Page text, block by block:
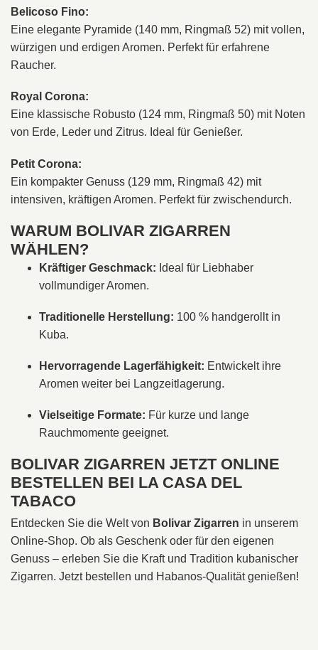
Belicoso Fino:
Eine elegante Pyramide (140 mm, Ringmaß 52) mit vollen,
würzigen und erdigen Aromen. Perfekt für erfahrene
Raucher.
Royal Corona:
Eine klassische Robusto (124 mm, Ringmaß 50) mit Noten
von Erde, Leder und Zitrus. Ideal für Genießer.
Petit Corona:
Ein kompakter Genuss (129 mm, Ringmaß 42) mit
intensiven, kräftigen Aromen. Perfekt für zwischendurch.
WARUM BOLIVAR ZIGARREN
WÄHLEN?
Kräftiger Geschmack: Ideal für Liebhaber
vollmundiger Aromen.
Traditionelle Herstellung: 100 % handgerollt in
Kuba.
Hervorragende Lagerfähigkeit: Entwickelt ihre
Aromen weiter bei Langzeitlagerung.
Vielseitige Formate: Für kurze und lange
Rauchmomente geeignet.
BOLIVAR ZIGARREN JETZT ONLINE
BESTELLEN BEI LA CASA DEL
TABACO
Entdecken Sie die Welt von Bolivar Zigarren in unserem
Online-Shop. Ob als Geschenk oder für den eigenen
Genuss – erleben Sie die Kraft und Tradition kubanischer
Zigarren. Jetzt bestellen und Habanos-Qualität genießen!